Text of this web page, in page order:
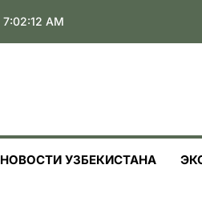
7:02:13 AM
НОВОСТИ УЗБЕКИСТАНА